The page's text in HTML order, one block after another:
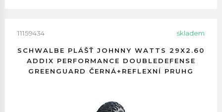
11159434 skladem
SCHWALBE PLÁŠŤ JOHNNY WATTS 29X2.60
ADDIX PERFORMANCE DOUBLEDEFENSE
GREENGUARD ČERNÁ+REFLEXNÍ PRUHG